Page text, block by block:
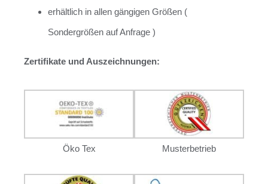
erhältlich in allen gängigen Größen (
Sondergrößen auf Anfrage )
Zertifikate und Auszeichnungen:
Öko Tex Musterbetrieb